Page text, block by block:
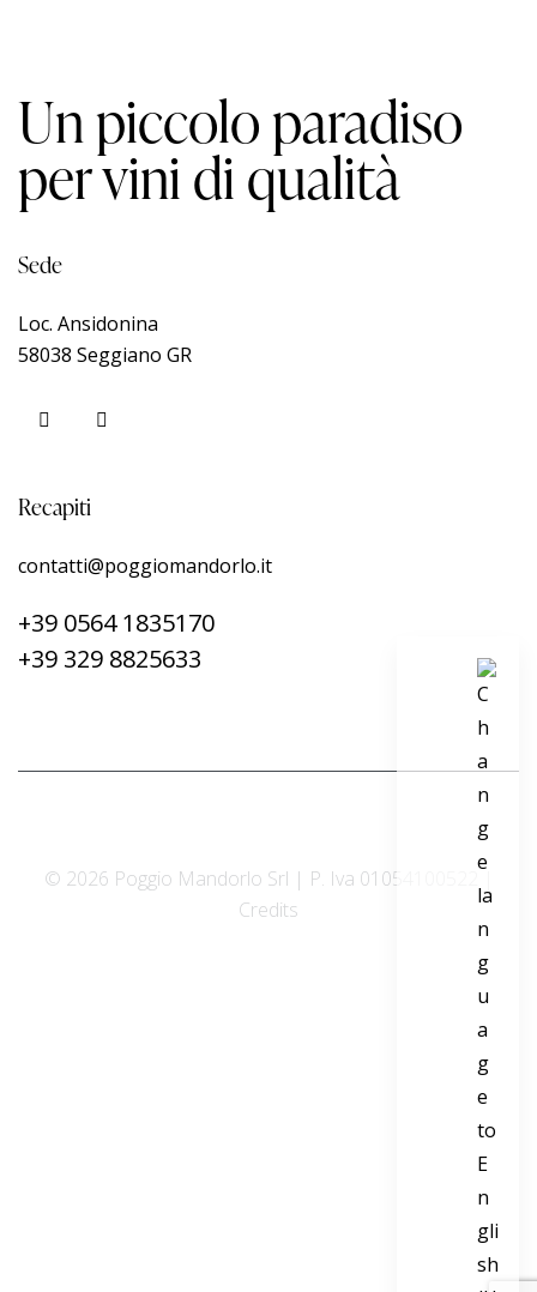
Un piccolo paradiso
per vini di qualità
Sede
Loc. Ansidonina
58038 Seggiano GR
Recapiti
contatti@poggiomandorlo.it
+39 0564 1835170
+39 329 8825633
© 2026 Poggio Mandorlo Srl | P. Iva 01054100522 |
Credits